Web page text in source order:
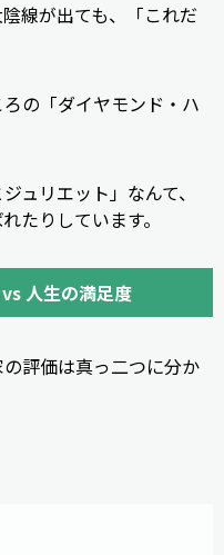
線が出ても、「これだ
の「ダイヤモンド・ハ
ュリエット」なんて、
たりしています。
人生の満足度
評価は真っ二つに分か